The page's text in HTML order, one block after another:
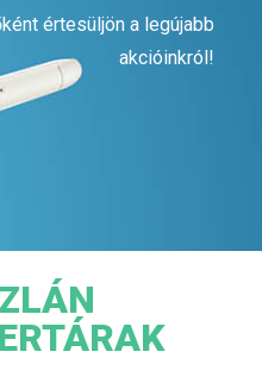
értesüljön a legújabb
akcióinkról!